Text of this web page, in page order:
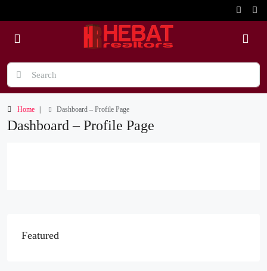
Home Dashboard – Profile Page
Dashboard – Profile Page
Featured